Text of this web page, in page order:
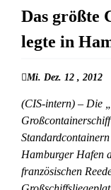
Das größte
legte in
Mi. Dez. 12 , 2012
(CIS-intern) – Die
Hamburger Hafen
französischen